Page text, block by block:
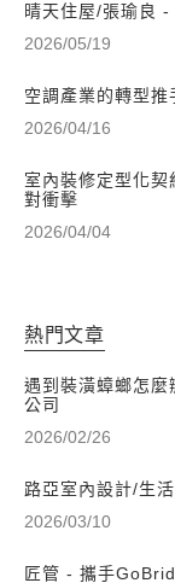
晴天住屋/張瑜良 -
2026/05/19
空調產業的轉型
2026/04/16
室內裝修定型化
對衝擊
2026/04/04
熱門文章
遇到裝潢蟑螂怎麼
公司
2026/02/26
路亞室內設計/生
2026/03/10
匠管 - 攜手